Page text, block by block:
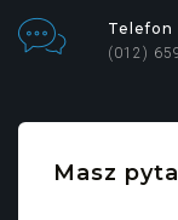
Telefon
(012)
Masz